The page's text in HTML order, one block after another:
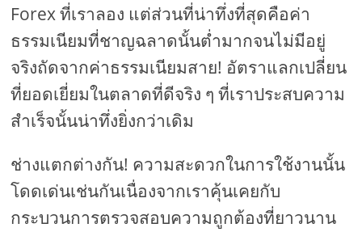
Forex ที่เราลอง แต่ส่วนที่น่าทึ่งที่สุดคือค่า
ธรรมเนียมที่ชาญฉลาดนั้นต่ำมากจนไม่มีอยู่
จริงถัดจากค่าธรรมเนียมสาย! อัตราแลกเปลี่ยน
ที่ยอดเยี่ยมในตลาดที่ดีจริง ๆ ที่เราประสบความ
สำเร็จนั้นน่าทึ่งยิ่งกว่าเดิม
ช่างแตกต่างกัน! ความสะดวกในการใช้งานนั้น
โดดเด่นเช่นกันเนื่องจากเราคุ้นเคยกับ
กระบวนการตรวจสอบความถูกต้องที่ยาวนาน